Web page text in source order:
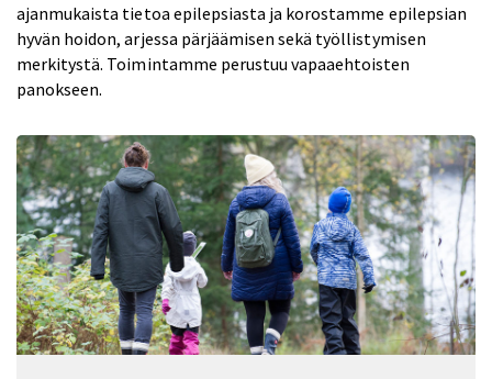
ajanmukaista tietoa epilepsiasta ja korostamme epilepsian
hyvän hoidon, arjessa pärjäämisen sekä työllistymisen
merkitystä. Toimintamme perustuu vapaaehtoisten
panokseen.